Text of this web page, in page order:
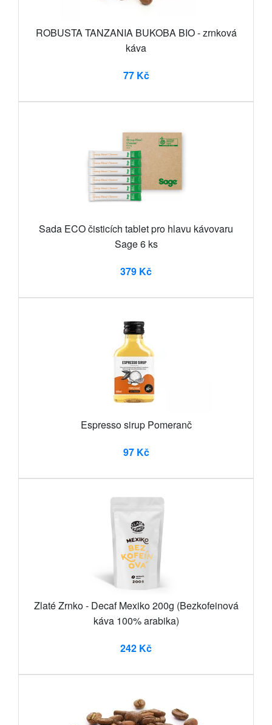
ROBUSTA TANZANIA BUKOBA BIO - zrnková
káva
77 Kč
Sada ECO čisticích tablet pro hlavu kávovaru
Sage 6 ks
379 Kč
Espresso sirup Pomeranč
97 Kč
Zlaté Zrnko - Decaf Mexiko 200g (Bezkofeinová
káva 100% arabika)
242 Kč